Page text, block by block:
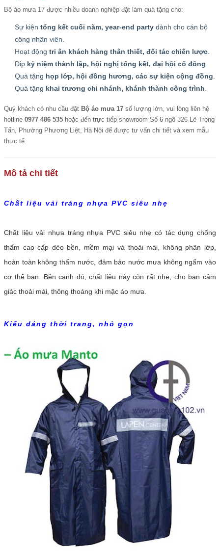
Bộ áo mưa 17 được nhiều doanh nghiệp đặt làm quà tặng cho:
Sự kiện tổng kết cuối năm, year-end party dành cho cán bộ
công nhân viên.
Hoạt động tri ân khách hàng thân thiết, đối tác chiến lược
Dịp kỷ niệm thành lập, hội nghị tổng kết, đại hội cổ đông
Quà tặng họp lớp, hội đồng hương, các sự kiện cộng đồng
Quà tặng khai trương chi nhánh, khánh thành công trình
Quý khách có nhu cầu đặt Bộ áo mưa 17 số lượng lớn, vui lòng liên hệ
hotline 0977 486 535 hoặc đến trực tiếp showroom Số 6 ngõ 326 Lê Trọng
Tấn, Phường Phương Liệt, Hà Nội để được tư vấn chi tiết và xem mẫu
thực tế.
Mô tả chi tiết
Chất liệu vải tráng nhựa PVC siêu nhẹ
Chất liệu vải nhựa tráng nhựa PVC siêu nhẹ có tác dụng chống
thấm cao cấp dẻo bền, mềm mại và thoải mái, không phân lớp,
hoàn toàn không thấm nước, đảm bảo nước mưa không ngấm vào
cơ thể bạn. Bên cạnh đó, chất liệu này còn rất nhẹ, cho bạn cảm
giác thoải mái, thông thoáng khi mặc áo mưa.
Kiểu dáng thời trang, nhỏ gọn